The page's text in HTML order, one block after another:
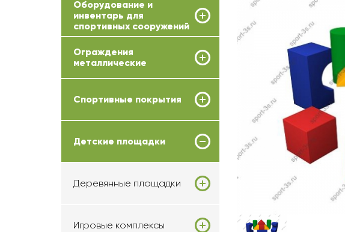
Оборудование и
инвентарь для
спортивных сооружений
Ограждения
металлические
Спортивные покрытия
Детские площадки
Деревянные площадки
Игровые комплексы